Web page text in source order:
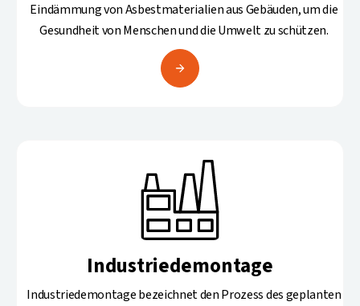
Eindämmung von Asbestmaterialien aus Gebäuden, um die
Gesundheit von Menschen und die Umwelt zu schützen.
Industriedemontage
Industriedemontage bezeichnet den Prozess des geplanten